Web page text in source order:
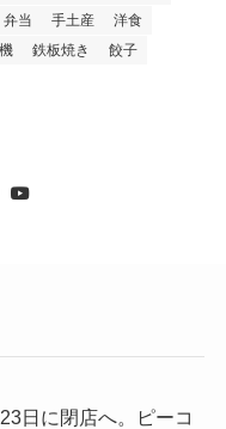
弁当 手土産
洋食
鉄板焼き 餃子
日に閉店へ。ピーコ